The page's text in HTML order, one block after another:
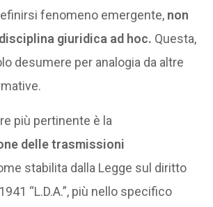
fenomeno emergente, non
giuridica ad hoc. Questa,
desumere per analogia da altre
più pertinente è la
delle trasmissioni
stabilita dalla Legge sul diritto
“L.D.A.”, più nello specifico